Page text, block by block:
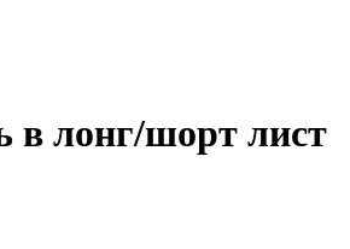
в лонг/шорт лист